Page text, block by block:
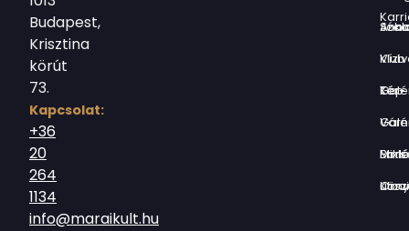
Budapest,
Krisztina
körút
73.
Kapcsolat:
+36
20
264
1134
info@maraikult.hu
Jókai Anna
Vízivárosi Klub
Tér-Kép
Várnegyed
Borsos
Országház